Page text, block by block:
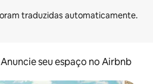
Anuncie seu espaço no Airbnb